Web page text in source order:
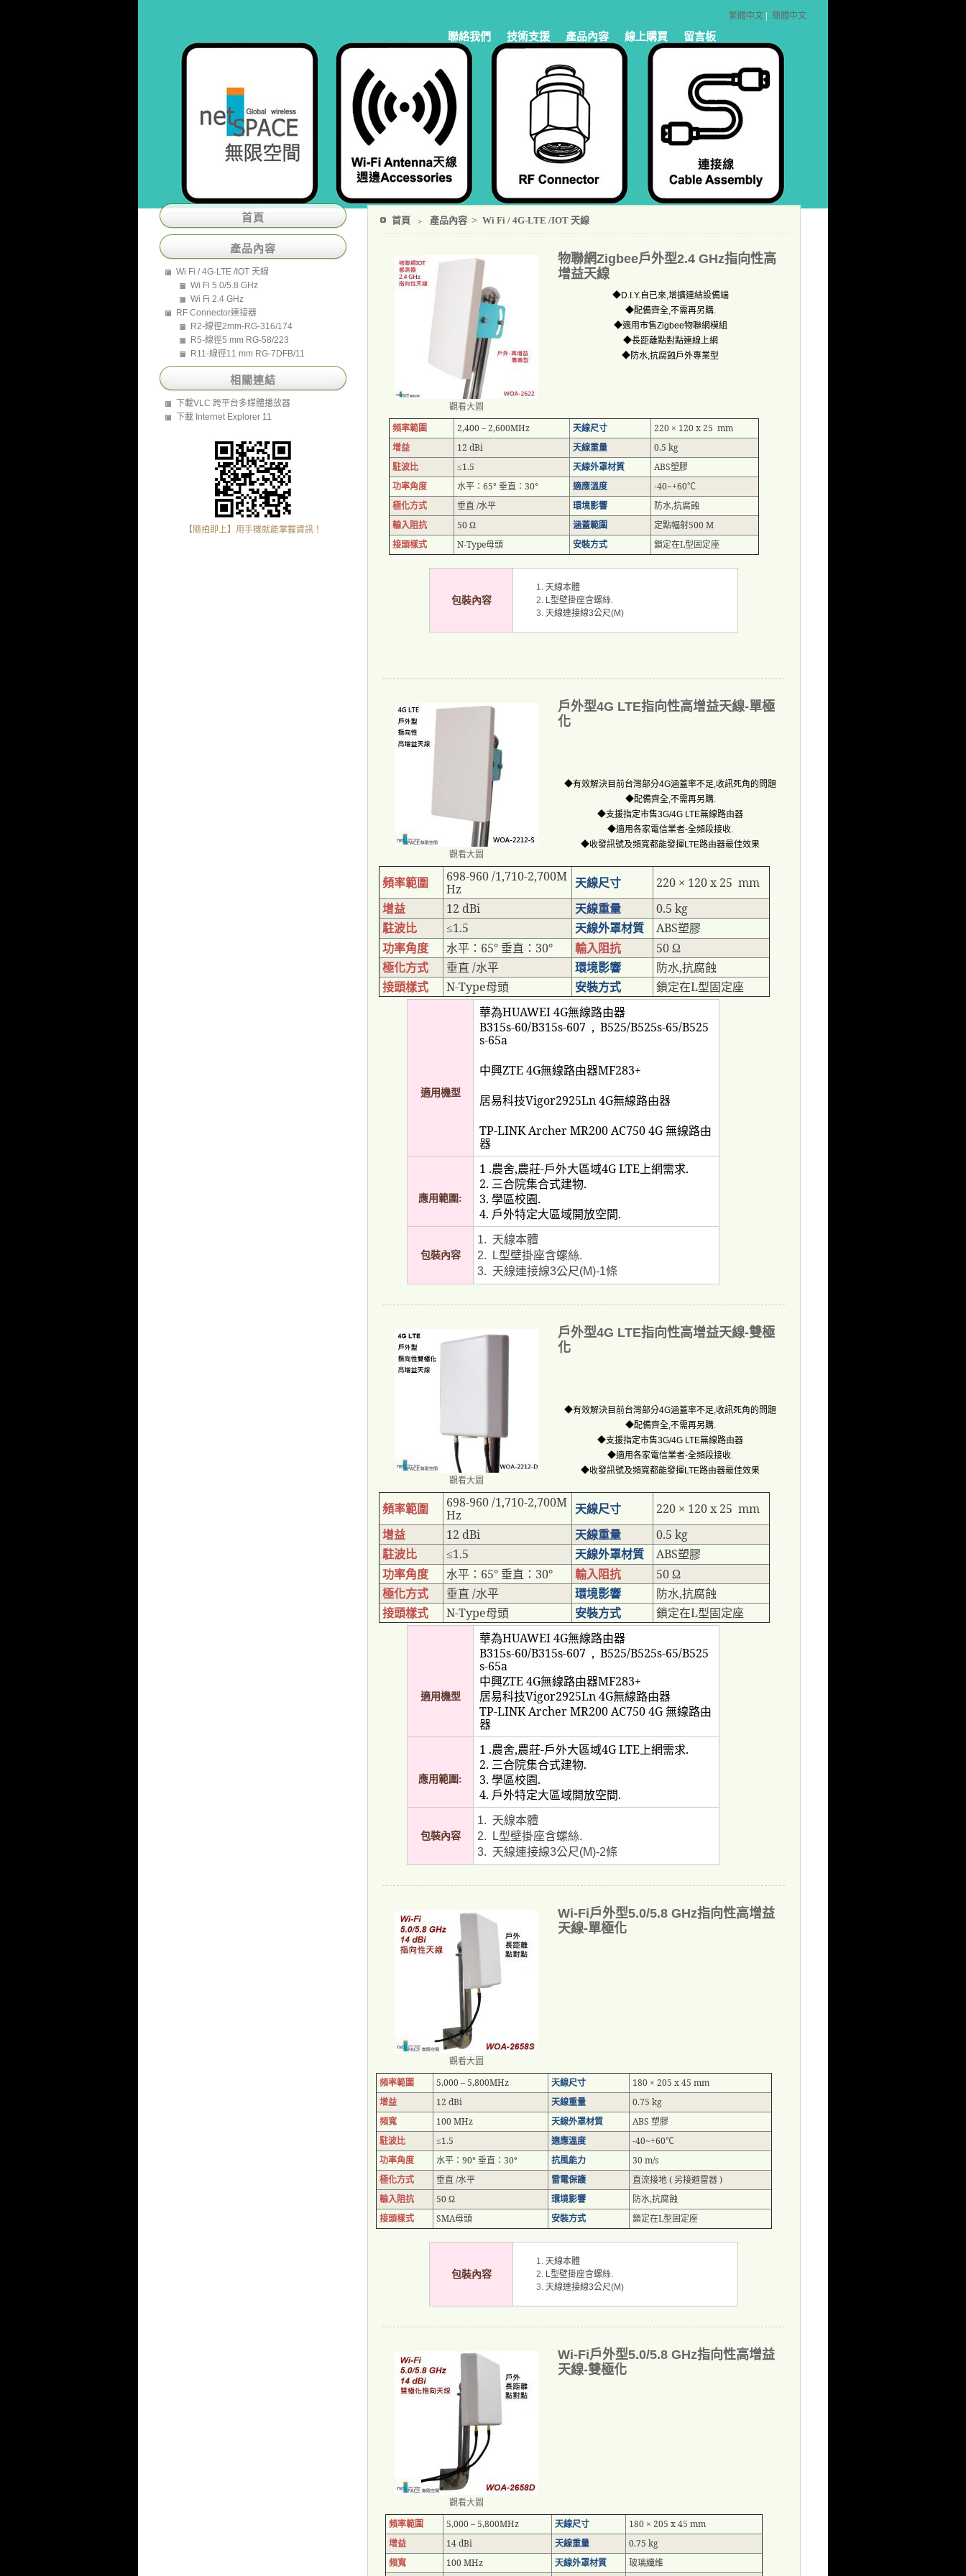
繁體中文 簡體中文
聯絡我們 技術支援 產品內容 線上購買 留言板
首頁 ﹥ 產品內容 > Wi Fi / 4G-LTE /IOT 天線
觀看大圖
物聯網Zigbee戶外型2.4 GHz指向性高
增益天線
◆D.I.Y.自已來,增擴連結設備端
◆配備齊全,不需再另購.
◆適用市售Zigbee物聯網模組
◆長距離點對點連線上網
◆防水,抗腐蝕戶外專業型
頻率範圍 2,400 – 2,600MHz 天線尺寸
220 × 120 x 25 mm
增益
12 dBi 天線重量
0.5 kg
駐波比
≤1.5 天線外罩材質 ABS塑膠
功率角度
水平：65°垂直：30° 適應溫度 -40~+60℃
極化方式 垂直 /水平 環境影響 防水,抗腐蝕
輸入阻抗
50 Ω 涵蓋範圍 定點幅射500 M
接頭樣式
N-Type母頭 安裝方式 鎖定在L型固定座
包裝內容
天線本體
L型壁掛座含螺絲.
天線連接線3公尺(M)
觀看大圖
戶外型4G LTE指向性高增益天線-單極
化
◆有效解決目前台灣部分4G涵蓋率不足,收訊死角的問題
◆配備齊全,不需再另購.
◆支援指定市售3G/4G LTE無線路由器
◆適用各家電信業者-全頻段接收.
◆收發訊號及頻寬都能發揮LTE路由器最佳效果
頻率範圍
698-960 /1,710-2,700M
Hz
天線尺寸
220 × 120 x 25 mm
增益
12 dBi 天線重量
0.5 kg
駐波比
≤1.5 天線外罩材質 ABS塑膠
功率角度
水平： 65° 垂直： 30° 輸入阻抗
50 Ω
極化方式
垂直 /水平 環境影響 防水,抗腐蝕
接頭樣式
N-Type母頭 安裝方式 鎖定在L型固定座
適用機型
華為HUAWEI 4G無線路由器
B315s-60/B315s-607 , B525/B525s-65/B525
s-65a
中興ZTE 4G無線路由器MF283+
居易科技Vigor2925Ln 4G無線路由器
TP-LINK Archer MR200 AC750 4G無線路由
器
應用範圍:
1 .農舍,農莊-戶外大區域4G LTE上網需求.
2. 三合院集合式建物.
3.學區校園.
4. 戶外特定大區域開放空間.
包裝內容
1. 天線本體
2. L型壁掛座含螺絲.
3. 天線連接線3公尺(M)-1條
觀看大圖
戶外型4G LTE指向性高增益天線-雙極
化
◆有效解決目前台灣部分4G涵蓋率不足,收訊死角的問題
◆配備齊全,不需再另購.
◆支援指定市售3G/4G LTE無線路由器
◆適用各家電信業者-全頻段接收.
◆收發訊號及頻寬都能發揮LTE路由器最佳效果
頻率範圍
698-960 /1,710-2,700M
Hz
天線尺寸
220 × 120 x 25 mm
增益
12 dBi 天線重量
0.5 kg
駐波比
≤1.5 天線外罩材質 ABS塑膠
功率角度
水平： 65° 垂直： 30° 輸入阻抗
50 Ω
極化方式
垂直 /水平 環境影響 防水,抗腐蝕
接頭樣式
N-Type母頭 安裝方式 鎖定在L型固定座
適用機型
華為HUAWEI 4G無線路由器
B315s-60/B315s-607 , B525/B525s-65/B525
s-65a
中興ZTE 4G無線路由器MF283+
居易科技Vigor2925Ln 4G無線路由器
TP-LINK Archer MR200 AC750 4G無線路由
器
應用範圍:
1 .農舍,農莊-戶外大區域4G LTE上網需求.
2. 三合院集合式建物.
3.學區校園.
4. 戶外特定大區域開放空間.
包裝內容
1. 天線本體
2. L型壁掛座含螺絲.
3. 天線連接線3公尺(M)-2條
觀看大圖
Wi-Fi戶外型5.0/5.8 GHz指向性高增益
天線-單極化
頻率範圍 5,000 – 5,800MHz 天線尺寸
180 × 205 x 45 mm
增益
12 dBi 天線重量
0.75 kg
頻寬
100 MHz 天線外罩材質 ABS塑膠
駐波比
≤1.5 適應溫度 -40~+60℃
功率角度 水平：90°垂直：30° 抗風能力
30 m/s
極化方式
垂直 /水平 雷電保護 直流接地( 另接避雷器)
輸入阻抗
50 Ω 環境影響 防水,抗腐蝕
接頭樣式
SMA母頭 安裝方式 鎖定在L型固定座
包裝內容
天線本體
L型壁掛座含螺絲.
天線連接線3公尺(M)
觀看大圖
Wi-Fi戶外型5.0/5.8 GHz指向性高增益
天線-雙極化
頻率範圍 5,000 – 5,800MHz 天線尺寸
180 × 205 x 45 mm
增益
14 dBi 天線重量
0.75 kg
頻寬
100 MHz 天線外罩材質 玻璃纖維
首頁
產品內容
Wi Fi / 4G-LTE /IOT 天線
Wi Fi 5.0/5.8 GHz
Wi Fi 2.4 GHz
RF Connector連接器
R2-線徑2mm-RG-316/174
R5-線徑5 mm RG-58/223
R11-線徑11 mm RG-7DFB/11
相關連結
下載VLC 跨平台多媒體播放器
下載 Internet Explorer 11
【隨拍即上】用手機就能掌握資訊！